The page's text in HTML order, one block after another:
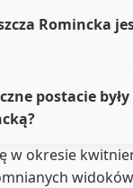
Romincka
postacie
w okresie